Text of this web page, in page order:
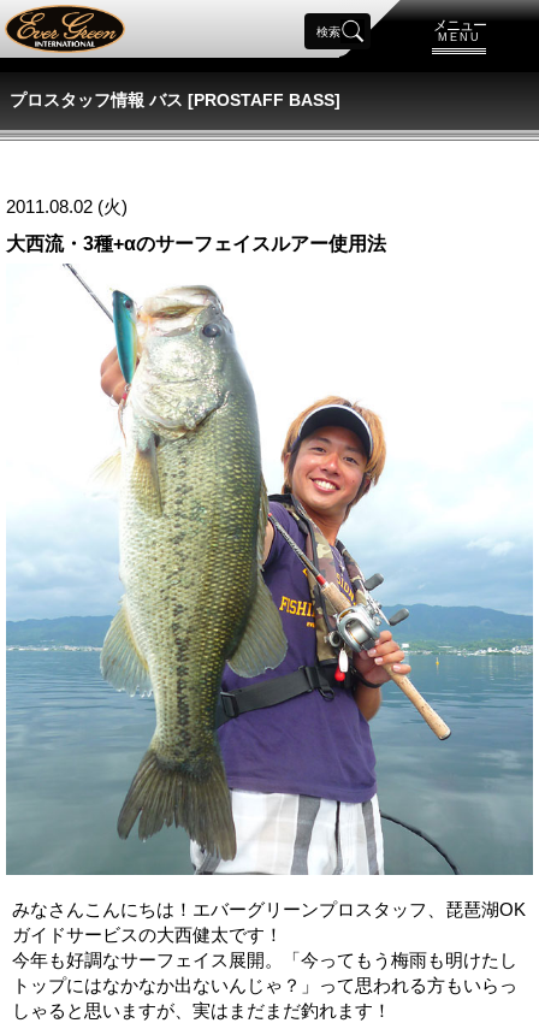
メニュー
MENU
検索
プロスタッフ情報 バス [PROSTAFF BASS]
2011.08.02 (火)
大西流・3種+αのサーフェイスルアー使用法
みなさんこんにちは！エバーグリーンプロスタッフ、琵琶湖OK
ガイドサービスの大西健太です！
今年も好調なサーフェイス展開。「今ってもう梅雨も明けたし
トップにはなかなか出ないんじゃ？」って思われる方もいらっ
しゃると思いますが、実はまだまだ釣れます！